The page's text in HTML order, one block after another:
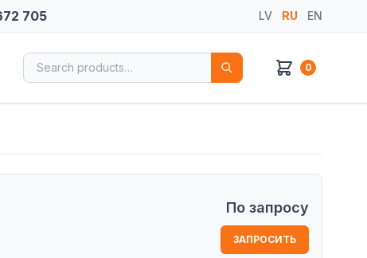
705 LV RU EN
Search for: 0
По запросу
ЗАПРОСИТЬ